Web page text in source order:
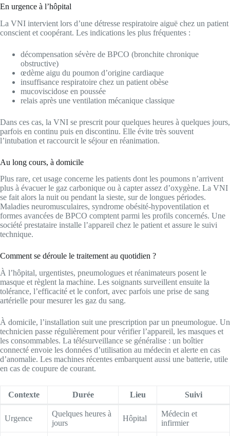
En urgence à l’hôpital
La VNI intervient lors d’une détresse respiratoire aiguë chez un patient
conscient et coopérant. Les indications les plus fréquentes :
décompensation sévère de BPCO (bronchite chronique
obstructive)
œdème aigu du poumon d’origine cardiaque
insuffisance respiratoire chez un patient obèse
mucoviscidose en poussée
relais après une ventilation mécanique classique
Dans ces cas, la VNI se prescrit pour quelques heures à quelques jours,
parfois en continu puis en discontinu. Elle évite très souvent
l’intubation et raccourcit le séjour en réanimation.
Au long cours, à domicile
Plus rare, cet usage concerne les patients dont les poumons n’arrivent
plus à évacuer le gaz carbonique ou à capter assez d’oxygène. La VNI
se fait alors la nuit ou pendant la sieste, sur de longues périodes.
Maladies neuromusculaires, syndrome obésité-hypoventilation et
formes avancées de BPCO comptent parmi les profils concernés. Une
société prestataire installe l’appareil chez le patient et assure le suivi
technique.
Comment se déroule le traitement au quotidien ?
À l’hôpital, urgentistes, pneumologues et réanimateurs posent le
masque et règlent la machine. Les soignants surveillent ensuite la
tolérance, l’efficacité et le confort, avec parfois une prise de sang
artérielle pour mesurer les gaz du sang.
À domicile, l’installation suit une prescription par un pneumologue. Un
technicien passe régulièrement pour vérifier l’appareil, les masques et
les consommables. La télésurveillance se généralise : un boîtier
connecté envoie les données d’utilisation au médecin et alerte en cas
d’anomalie. Les machines récentes embarquent aussi une batterie, utile
en cas de coupure de courant.
Contexte Durée Lieu Suivi
Urgence
Quelques heures à
jours
Hôpital
Médecin et
infirmier